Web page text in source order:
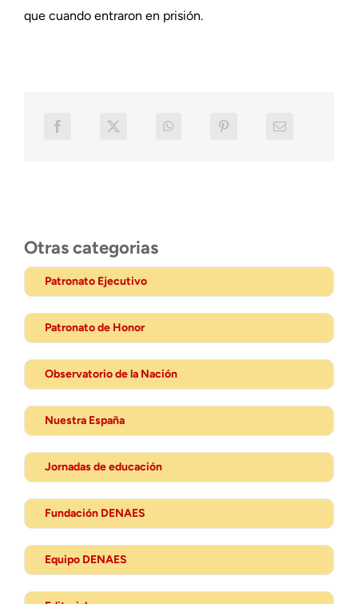
que cuando entraron en prisión.
Otras categorias
Patronato Ejecutivo
Patronato de Honor
Observatorio de la Nación
Nuestra España
Jornadas de educación
Fundación DENAES
Equipo DENAES